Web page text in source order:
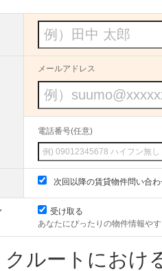
メールアドレス
電話番号(任意)
次回以降の賃貸物件問い合
受け取る
あなたにぴったりの物件情報や
クルートにおけ